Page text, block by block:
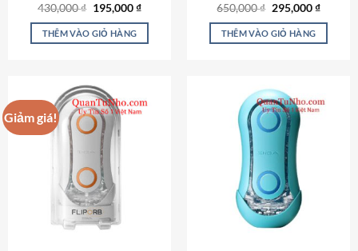
Được xếp
hạng4.78
5 sao
430,000₫ Giá
là:
430,000 ₫.
195,000₫Giá
tại
THÊM VÀO GIỎ HÀNG
Được xếp
hạng4.69
5 sao
650,000₫ Giá
là:
650,000 ₫.
295,000₫Giá
tại
THÊM VÀO GIỎ HÀNG
Giảm giá!